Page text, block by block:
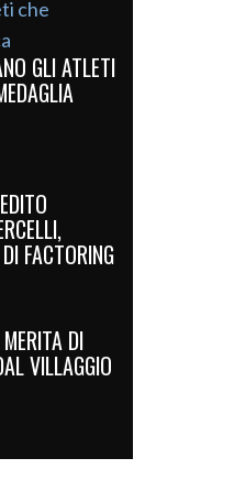
GLI ATLETI
FACTORING
DI
VILLAGGIO